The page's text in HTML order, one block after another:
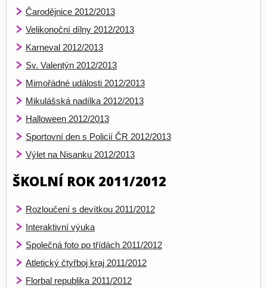
Čarodějnice 2012/2013
Velikonoční dílny 2012/2013
Karneval 2012/2013
Sv. Valentýn 2012/2013
Mimořádné události 2012/2013
Mikulášská nadílka 2012/2013
Halloween 2012/2013
Sportovní den s Policií ČR 2012/2013
Výlet na Nisanku 2012/2013
ŠKOLNÍ ROK 2011/2012
Rozloučení s devítkou 2011/2012
Interaktivní výuka
Společná foto po třídách 2011/2012
Atletický čtyřboj kraj 2011/2012
Florbal republika 2011/2012